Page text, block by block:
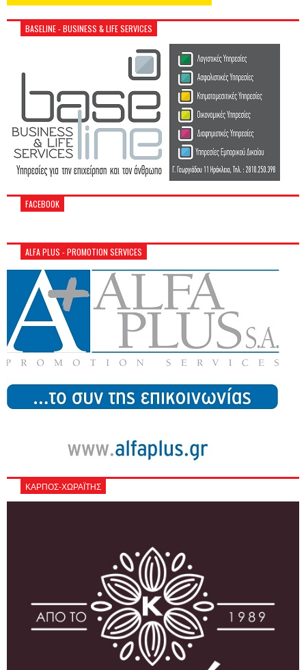
BASELINE - BUSINESS & LIFE SERVICES
FACEBOOK
ALFA PLUS - PROMOTION SERVICES
ΚΑΡΠΟΣ-ΧΩΡΑΪΤΗΣ